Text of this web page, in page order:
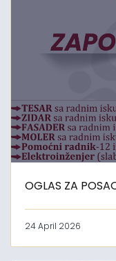
OGLAS ZA
24 April 2026